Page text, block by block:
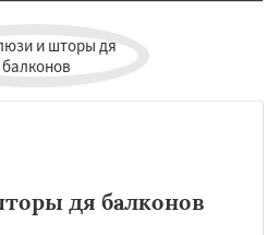
дя балконов